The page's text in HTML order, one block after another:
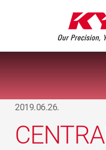
2019.06.26.